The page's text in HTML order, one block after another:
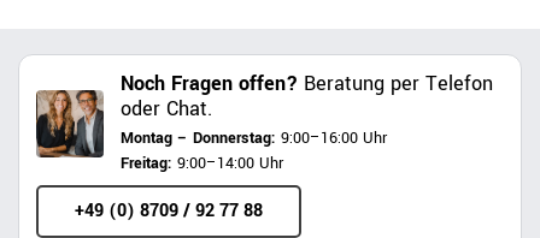
Noch Fragen offen? Beratung per Telefon
oder Chat.
Montag – Donnerstag: 9:00–16:00 Uhr
Freitag: 9:00–14:00 Uhr
+49 (0) 8709 / 92 77 88